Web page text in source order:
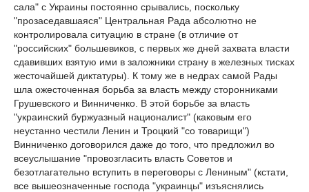
сала" с Украины постоянно срывались, поскольку
"прозаседавшаяся" Центральная Рада абсолютно не
контролировала ситуацию в стране (в отличие от
"российских" большевиков, с первых же дней захвата власти
сдавивших взятую ими в заложники страну в железных тисках
жесточайшей диктатуры). К тому же в недрах самой Рады
шла ожесточенная борьба за власть между сторонниками
Грушевского и Винниченко. В этой борьбе за власть
"украинский буржуазный националист" (каковым его
неустанно честили Ленин и Троцкий "со товарищи")
Винниченко договорился даже до того, что предложил во
всеуслышание "провозгласить власть Советов и
безотлагательно вступить в переговоры с Лениным" (кстати,
все вышеозначенные господа "украинцы" изъяснялись